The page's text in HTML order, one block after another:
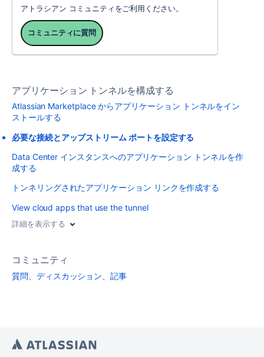
アトラシアン コミュニティをご利用ください。
コミュニティに質問
アプリケーション トンネルを構成する
Atlassian Marketplace からアプリケーション トンネルをイン
ストールする
必要な接続とアップストリーム ポートを設定する
Data Center インスタンスへのアプリケーション トンネルを作
成する
トンネリングされたアプリケーション リンクを作成する
View cloud apps that use the tunnel
詳細を表示する
コミュニティ
質問、ディスカッション、記事